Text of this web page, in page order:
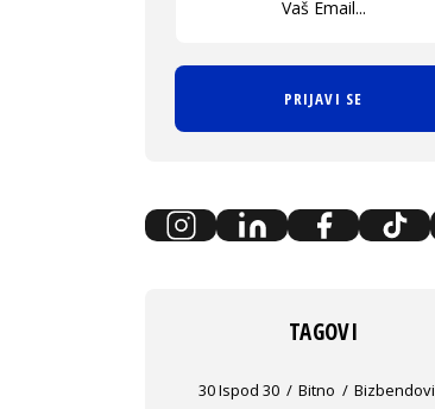
PRIJAVI SE
TAGOVI
30 Ispod 30 Bitno
Bizbendovi